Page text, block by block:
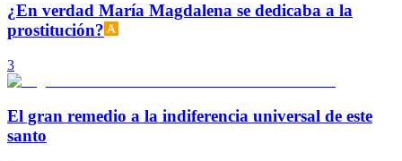
¿En verdad María Magdalena se dedicaba a la
prostitución?
3
El gran remedio a la indiferencia universal de este
santo